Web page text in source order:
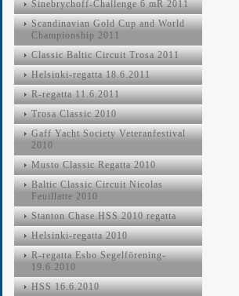
Sinebrychoff-Challenge 6 mR 2011
Scandinavian Gold Cup and World
Championship 2011
Classic Baltic Circuit Trosa 2011
Helsinki-regatta 18.6.2011
R-regatta 11.6.2011
Trosa Classic 2010
Gaff Yacht Society Veteranfestival
2010
Musto Classic Regatta 2010
Baltic Classic Circuit Nicolas
Feuillatte 2010
Stanton Chase HSS 2010 regatta
Helsinki-regatta 2010
R-regatta Esbo Segelförening-
19.6.2010
HSS 16.6.2010